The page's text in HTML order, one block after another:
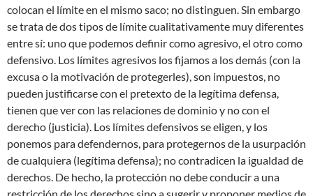
colocan el límite en el mismo saco; no distinguen. Sin embargo
se trata de dos tipos de límite cualitativamente muy diferentes
entre sí: uno que podemos definir como agresivo, el otro como
defensivo. Los límites agresivos los fijamos a los demás (con la
excusa o la motivación de protegerles), son impuestos, no
pueden justificarse con el pretexto de la legítima defensa,
tienen que ver con las relaciones de dominio y no con el
derecho (justicia). Los límites defensivos se eligen, y los
ponemos para defendernos, para protegernos de la usurpación
de cualquiera (legítima defensa); no contradicen la igualdad de
derechos. De hecho, la protección no debe conducir a una